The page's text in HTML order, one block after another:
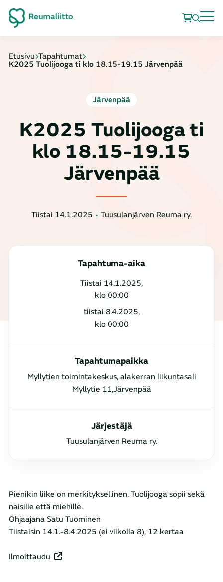
Etusivu Tapahtumat
K2025 Tuolijooga ti klo 18.15-19.15 Järvenpää
Järvenpää
K2025 Tuolijooga ti
klo 18.15-19.15
Järvenpää
Tiistai 14.1.2025 Tuusulanjärven Reuma ry.
Tapahtuma-aika
Tiistai 14.1.2025,
klo 00:00
tiistai 8.4.2025,
klo 00:00
Tapahtumapaikka
Myllytien toimintakeskus, alakerran liikuntasali
Myllytie 11,Järvenpää
Järjestäjä
Tuusulanjärven Reuma ry.
Pienikin liike on merkityksellinen. Tuolijooga sopii sekä
naisille että miehille.
Ohjaajana Satu Tuominen
Tiistaisin 14.1.-8.4.2025 (ei viikolla 8), 12 kertaa
Ilmoittaudu